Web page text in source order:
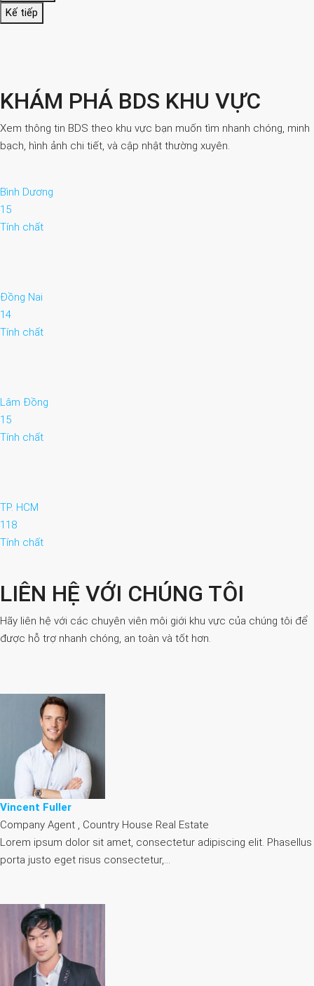
Kế tiếp
KHÁM PHÁ BDS KHU VỰC
Xem thông tin BDS theo khu vực bạn muốn tìm nhanh chóng, minh
bạch, hình ảnh chi tiết, và cập nhật thường xuyên.
Bình Dương
15
Tính chất
Đồng Nai
14
Tính chất
Lâm Đồng
15
Tính chất
TP. HCM
118
Tính chất
LIÊN HỆ VỚI CHÚNG TÔI
Hãy liên hệ với các chuyên viên môi giới khu vực của chúng tôi để
được hỗ trợ nhanh chóng, an toàn và tốt hơn.
Vincent Fuller
Company Agent , Country House Real Estate
Lorem ipsum dolor sit amet, consectetur adipiscing elit. Phasellus
porta justo eget risus consectetur,…